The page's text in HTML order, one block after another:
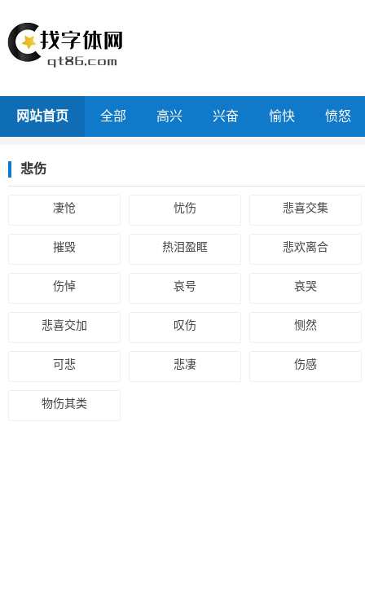
网站首页 全部 高兴 兴奋 愉快 愤怒
悲伤
凄怆 忧伤 悲喜交集
摧毁 热泪盈眶 悲欢离合
伤悼 哀号 哀哭
悲喜交加 叹伤 恻然
可悲 悲凄 伤感
物伤其类